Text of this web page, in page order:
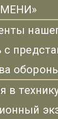
с
в